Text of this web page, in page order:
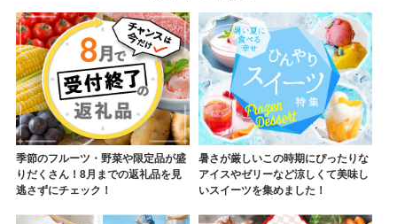
季節のフルーツ・野菜や限定品が盛
りだくさん！8月までの返礼品を見
逃さずにチェック！
暑さが厳しいこの時期にぴったりな
アイスやゼリーなど涼しくて美味し
いスイーツを集めました！